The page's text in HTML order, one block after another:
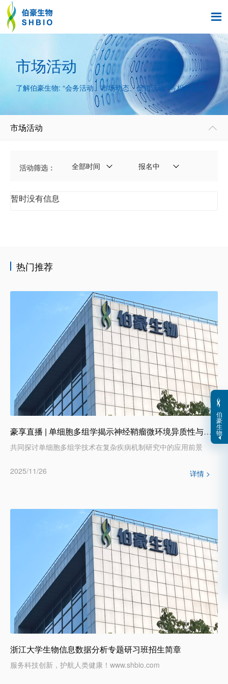

市场活动
了解伯豪生物: “会务活动、市场动态、促销活动” 等相关信息。
市场活动 
活动筛选： 全部时间 报名中
暂时没有信息
热门推荐
豪享直播 | 单细胞多组学揭示神经鞘瘤微环境异质性与治疗脆弱性
共同探讨单细胞多组学技术在复杂疾病机制研究中的应用前景
2025/11/26 详情 >
浙江大学生物信息数据分析专题研习班招生简章
服务科技创新，护航人类健康！www.shbio.com
伯
豪
生
物